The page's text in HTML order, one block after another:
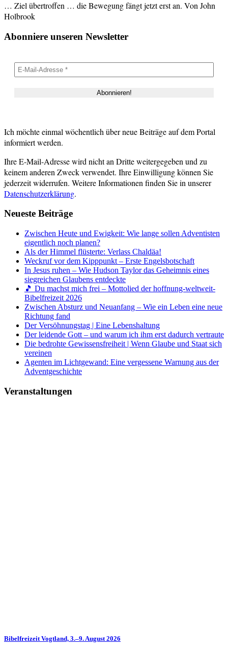
… Ziel übertroffen … die Bewegung fängt jetzt erst an. Von John
Holbrook
Abonniere unseren Newsletter
Ich möchte einmal wöchentlich über neue Beiträge auf dem Portal
informiert werden.
Ihre E-Mail-Adresse wird nicht an Dritte weitergegeben und zu
keinem anderen Zweck verwendet. Ihre Einwilligung können Sie
jederzeit widerrufen. Weitere Informationen finden Sie in unserer
Datenschutzerklärung.
Neueste Beiträge
Zwischen Heute und Ewigkeit: Wie lange sollen Adventisten
eigentlich noch planen?
Als der Himmel flüsterte: Verlass Chaldäa!
Weckruf vor dem Kipppunkt – Erste Engelsbotschaft
In Jesus ruhen – Wie Hudson Taylor das Geheimnis eines
siegreichen Glaubens entdeckte
🎵 Du machst mich frei – Mottolied der hoffnung-weltweit-
Bibelfreizeit 2026
Zwischen Absturz und Neuanfang – Wie ein Leben eine neue
Richtung fand
Der Versöhnungstag | Eine Lebenshaltung
Der leidende Gott – und warum ich ihm erst dadurch vertraute
Die bedrohte Gewissensfreiheit | Wenn Glaube und Staat sich
vereinen
Agenten im Lichtgewand: Eine vergessene Warnung aus der
Adventgeschichte
Veranstaltungen
Bibelfreizeit Vogtland, 3.–9. August 2026